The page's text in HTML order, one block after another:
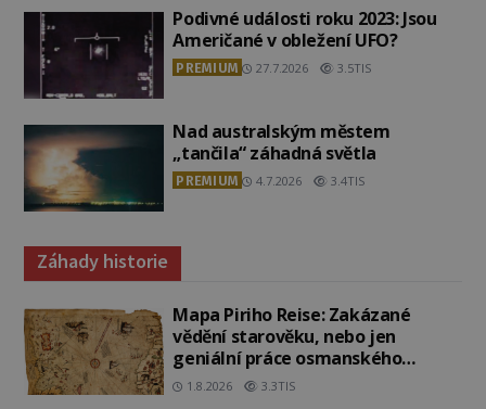
Podivné události roku 2023: Jsou
Američané v obležení UFO?
PREMIUM 27.7.2026 3.5TIS
Nad australským městem
„tančila“ záhadná světla
PREMIUM 4.7.2026 3.4TIS
Záhady historie
Mapa Piriho Reise: Zakázané
vědění starověku, nebo jen
geniální práce osmanského
admirála?
1.8.2026 3.3TIS